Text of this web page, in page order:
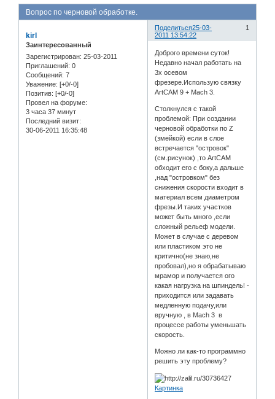
Вопрос по черновой обработке.
Поделиться 1
25-03-
2011 13:54:22
kirl
Заинтересованный
Зарегистрирован: 25-03-2011
Приглашений: 0
Сообщений: 7
Уважение: [+0/-0]
Позитив: [+0/-0]
Провел на форуме:
3 часа 37 минут
Последний визит:
30-06-2011 16:35:48
Доброго времени суток!
Недавно начал работать на
3х осевом
фрезере.Использую связку
ArtCAM 9 + Mach 3.
Столкнулся с такой
проблемой: При создании
черновой обработки по Z
(змейкой) если в слое
встречается "островок"
(см.рисунок) ,то ArtCAM
обходит его с боку,а дальше
,над "островком" без
снижения скорости входит в
материал всем диаметром
фрезы.И таких участков
может быть много ,если
сложный рельеф модели.
Может в случае с деревом
или пластиком это не
критично(не знаю,не
пробовал),но я обрабатываю
мрамор и получается ого
какая нагрузка на шпиндель! -
приходится или задавать
медленную подачу,или
вручную , в Mach 3 в
процессе работы уменьшать
скорость.
Можно ли как-то программно
решить эту проблему?
Картинка